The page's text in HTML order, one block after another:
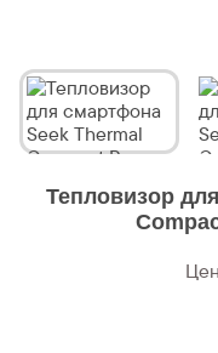
Тепловизор